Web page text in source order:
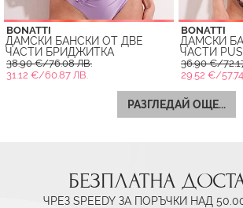
BONATTI
ДАМСКИ БАНСКИ ОТ ДВЕ
ЧАСТИ БРИДЖИТКА
38.90 €/76.08 ЛВ.
31.12 €/60.87 ЛВ.
BONATTI
ДАМСКИ
ЧАСТИ
36.90 €/
29.52 €/
РАЗГЛЕДАЙ ОЩЕ...
БЕЗПЛАТНА
ЧРЕЗ SPEEDY ЗА ПОРЪЧКИ НАД